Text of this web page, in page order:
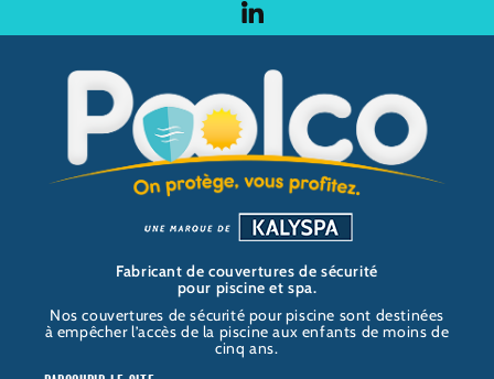
a
b
o
o
k
n
t
a
g
r
o
u
b
e
l
k
e
d
n
C
Fabricant de couvertures de sécurité
pour piscine et spa.
Nos couvertures de sécurité pour piscine sont destinées
à empêcher l’accès de la piscine aux enfants de moins de
cinq ans.